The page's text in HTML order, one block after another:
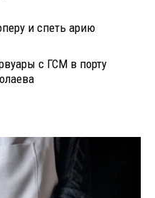
и спеть арию
с ГСМ в порту